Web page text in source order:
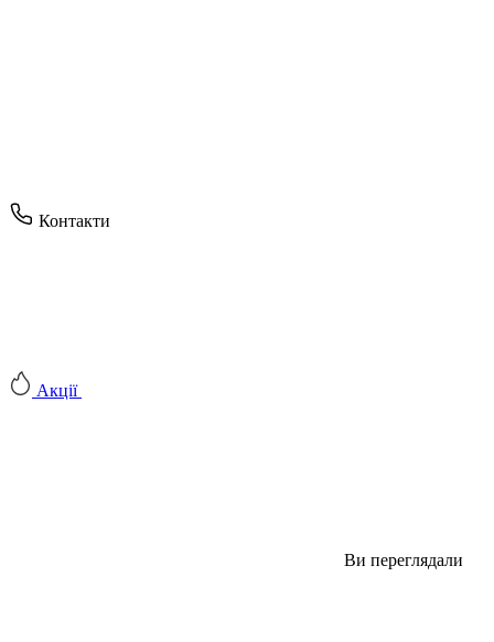
Контакти
Акції
Ви переглядали